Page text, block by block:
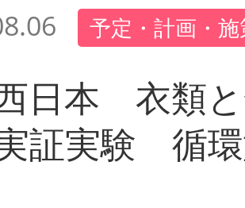
予定・計画・
日本 衣類
証実験 循